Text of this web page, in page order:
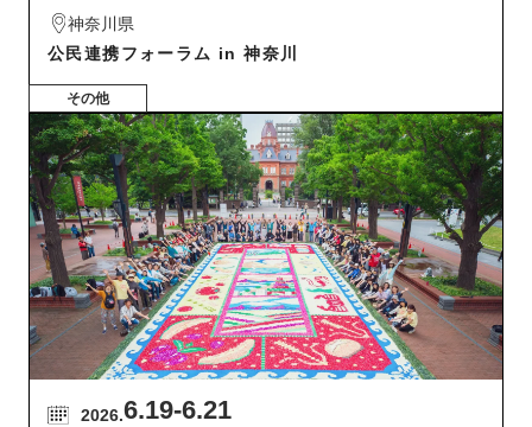
神奈川県
公民連携フォーラム in 神奈川
その他
2026.6.19-6.21